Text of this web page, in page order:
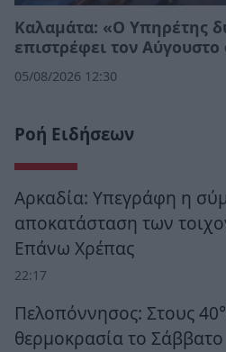
Καλαμάτα: «Ο Υπηρέτης
επιστρέφει τον
05/08/2026 12:30
Ροή Ειδήσεων
Αρκαδία: Υπεγράφη η
αποκατάσταση των
Επάνω Χρέπας
22:17
Πελοπόννησος: Στους
θερμοκρασία το Σάββατο